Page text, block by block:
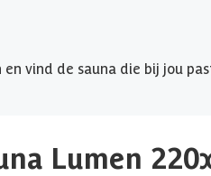
vind de sauna die bij jou
Lumen